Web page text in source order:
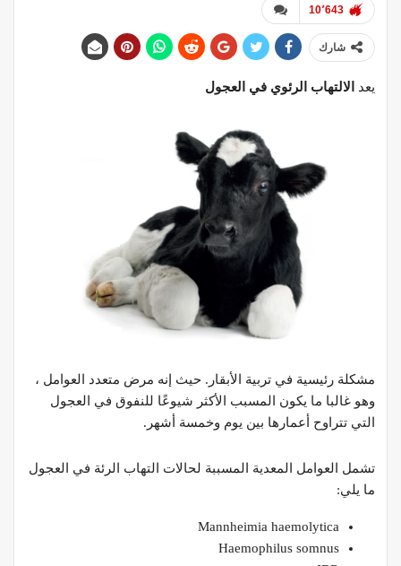
10٬643
شارك
يعد الالتهاب الرئوي في العجول
مشكلة رئيسية في تربية الأبقار. حيث إنه مرض متعدد العوامل ،
وهو غالبا ما يكون المسبب الأكثر شيوعًا للنفوق في العجول
التي تتراوح أعمارها بين يوم وخمسة أشهر.
تشمل العوامل المعدية المسببة لحالات التهاب الرئة في العجول
ما يلي:
Mannheimia haemolytica
Haemophilus somnus